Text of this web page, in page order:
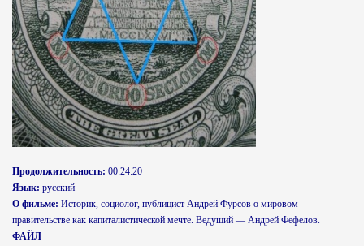
Продолжительность: 00:24:20
Язык: русский
О фильме: Историк, социолог, публицист Андрей Фурсов о мировом
правительстве как капиталистической мечте. Ведущий — Андрей Фефелов.
ФАЙЛ